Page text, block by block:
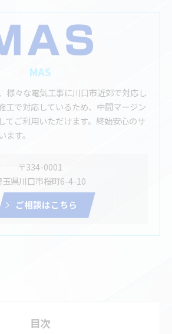
MAS
様々な電気工事に川口市近郊で対応し
工で対応しているため、中間マージン
てご利用いただけます。終始安心のサ
す。
〒334-0001
玉県川口市桜町6-4-10
ご相談はこちら
目次